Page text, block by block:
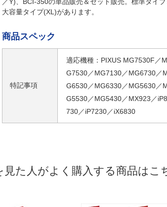
大容量タイプ(XL)があります。
商品スペック
特記事項
適応機種：PIXUS MG7530F／M
G7530／MG7130／MG6730／
G6530／MG6330／MG5630／
G5530／MG5430／MX923／iP8
730／iP7230／iX6830
見た人がよく購入する商品はこ